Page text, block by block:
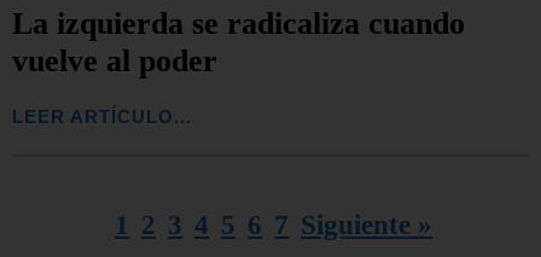
La izquierda se radicaliza cuando
vuelve al poder
LEER ARTÍCULO...
1 2 3 4 5 6 7 Siguiente »